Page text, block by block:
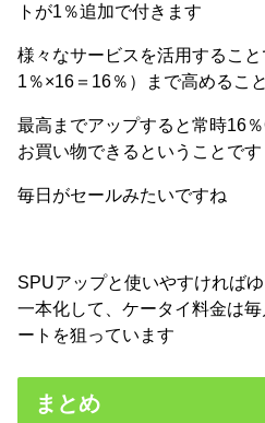
トが1％追加で付きます
様々なサービスを活用するこ
1％×16＝16％）まで高めるこ
最高までアップすると常時16
お買い物できるということです
毎日がセールみたいですね
SPUアップと使いやすければ
一本化して、ケータイ料金は
ートを狙っています
まとめ